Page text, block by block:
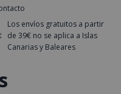
Los envíos gratuitos a partir
de 39€ no se aplica a Islas
Canarias y Baleares